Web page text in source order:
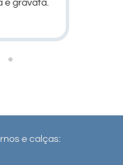
e gravata.
e calças: